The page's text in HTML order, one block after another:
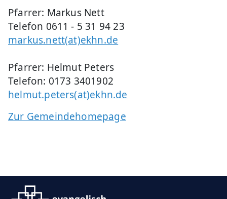
Pfarrer: Markus Nett
Telefon 0611 - 5 31 94 23
markus.nett(at)ekhn.de
Pfarrer: Helmut Peters
Telefon: 0173 3401902
helmut.peters(at)ekhn.de
Zur Gemeindehomepage